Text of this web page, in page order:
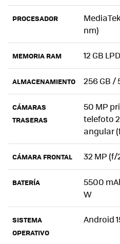
PROCESADOR
nm)
MEMORIA RAM 12 GB
ALMACENAMIENTO 256 GB /
CÁMARAS
TRASERAS
50 MP
telefoto
angular
CÁMARA FRONTAL 32 MP (f/
BATERÍA
5500
W
SISTEMA
OPERATIVO
Android